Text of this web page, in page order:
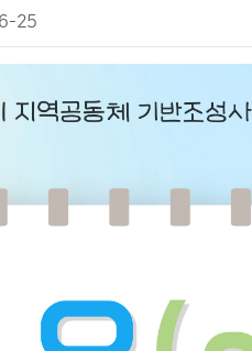
25